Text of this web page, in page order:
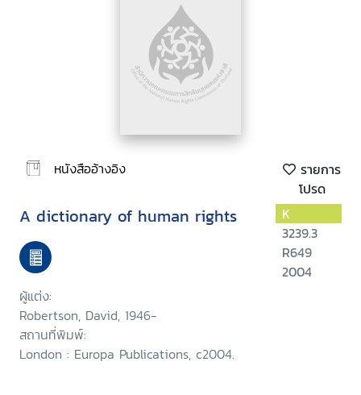
หนังสืออ้างอิง
รายการ
โปรด
A dictionary of human rights
ผู้แต่ง:
Robertson, David, 1946-
สถานที่พิมพ์:
London : Europa Publications, c2004.
K
3239.3
R649
2004